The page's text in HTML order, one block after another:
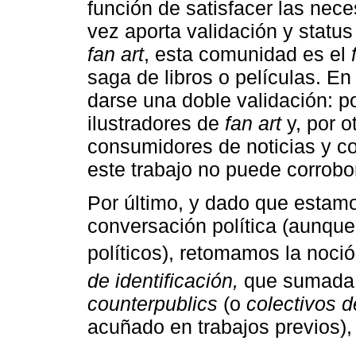
función de satisfacer las
vez aporta validación y
fan art, esta comunidad es el
saga de libros o películas.
darse una doble validación:
ilustradores de fan arty, por
consumidores de noticias y
este trabajo no puede
Por último, y dado que
conversación política
políticos), retomamos la
de identificación, que
counterpublics (o colectivos
acuñado en trabajos